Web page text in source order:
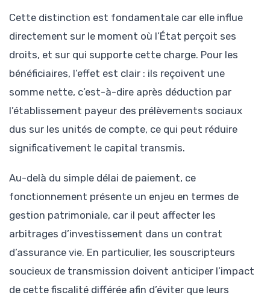
Cette distinction est fondamentale car elle influe
directement sur le moment où l’État perçoit ses
droits, et sur qui supporte cette charge. Pour les
bénéficiaires, l’effet est clair : ils reçoivent une
somme nette, c’est-à-dire après déduction par
l’établissement payeur des prélèvements sociaux
dus sur les unités de compte, ce qui peut réduire
significativement le capital transmis.
Au-delà du simple délai de paiement, ce
fonctionnement présente un enjeu en termes de
gestion patrimoniale, car il peut affecter les
arbitrages d’investissement dans un contrat
d’assurance vie. En particulier, les souscripteurs
soucieux de transmission doivent anticiper l’impact
de cette fiscalité différée afin d’éviter que leurs